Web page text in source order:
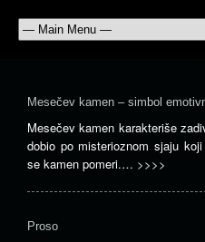
Mesečev kamen – simbol
Mesečev kamen karakteriše
dobio po misterioznom sjaju
se kamen pomeri.… >>>>
Proso